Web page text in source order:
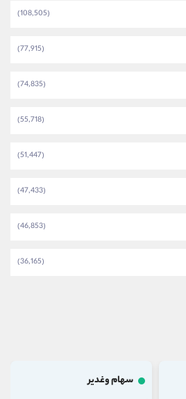
(108,505)
(77,915)
(74,835)
(55,718)
(51,447)
(47,433)
(46,853)
(36,165)
سهام وغدیر